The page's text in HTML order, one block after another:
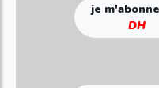
je
DH